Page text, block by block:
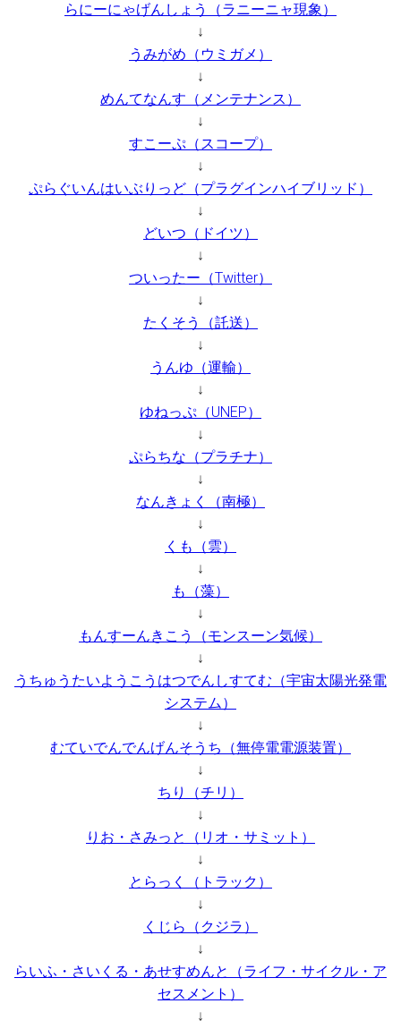
らにーにゃげんしょう（ラニーニャ現象）
↓
うみがめ（ウミガメ）
↓
めんてなんす（メンテナンス）
↓
すこーぷ（スコープ）
↓
ぷらぐいんはいぶりっど（プラグインハイブリッド）
↓
どいつ（ドイツ）
↓
ついったー（Twitter）
↓
たくそう（託送）
↓
うんゆ（運輸）
↓
ゆねっぷ（UNEP）
↓
ぷらちな（プラチナ）
↓
なんきょく（南極）
↓
くも（雲）
↓
も（藻）
↓
もんすーんきこう（モンスーン気候）
↓
うちゅうたいようこうはつでんしすてむ（宇宙太陽光発電
システム）
↓
むていでんでんげんそうち（無停電電源装置）
↓
ちり（チリ）
↓
りお・さみっと（リオ・サミット）
↓
とらっく（トラック）
↓
くじら（クジラ）
↓
らいふ・さいくる・あせすめんと（ライフ・サイクル・ア
セスメント）
↓